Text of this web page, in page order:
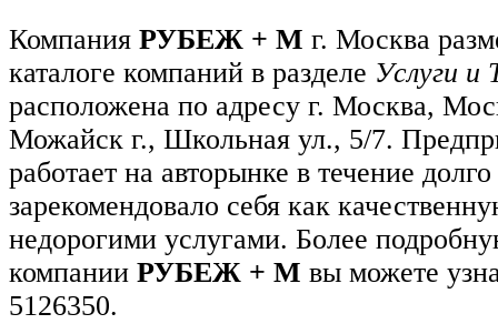
Компания РУБЕЖ + М г. Москва
каталоге компаний в разделе Услуги и
расположена по адресу г. Москва,
Можайск г., Школьная ул., 5/7.
работает на авторынке в течение
зарекомендовало себя как
недорогими услугами. Более
компании РУБЕЖ + М вы можете
5126350.